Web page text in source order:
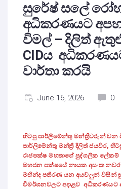
සුරේෂ් සලේ
අධිකරණයට
විමල් – දිලිත්
CIDය
වාර්තා කරයි
June 16, 2026 0
හිටපු පාර්ලිමේන්තු මන්ත්‍රීවරුන් වන
පාර්ලිමේන්තු මන්ත්‍රී දිලිත් ජයවීර,
රාජපක්ෂ මහතාගේ පුද්ගලික ලේකම්
මහජන පක්ෂයේ නායක අසංක
මහින්ද පතිරණ යන අයවලුන් විසින්
විමර්ශනවලට අදාළව අධිකරණයට